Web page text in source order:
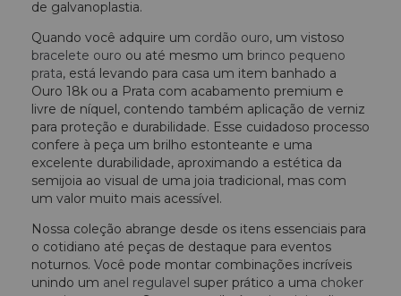
de galvanoplastia.
Quando você adquire um cordão ouro, um vistoso
bracelete ouro ou até mesmo um brinco pequeno
prata, está levando para casa um item banhado a
Ouro 18k ou a Prata com acabamento premium e
livre de níquel, contendo também aplicação de verniz
para proteção e durabilidade. Esse cuidadoso processo
confere à peça um brilho estonteante e uma
excelente durabilidade, aproximando a estética da
semijoia ao visual de uma joia tradicional, mas com
um valor muito mais acessível.
Nossa coleção abrange desde os itens essenciais para
o cotidiano até peças de destaque para eventos
noturnos. Você pode montar combinações incríveis
unindo um anel regulavel super prático a uma choker